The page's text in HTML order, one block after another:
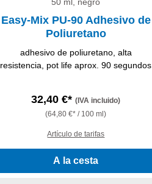
Easy-Mix PU-90 Adhesivo de
Poliuretano
adhesivo de poliuretano, alta
resistencia, pot life aprox. 90 segundos
32,40 €*(IVA incluido)
(64,80 €* / 100 ml)
Artículo de tarifas
A la cesta